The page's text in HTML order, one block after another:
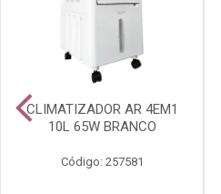
CLIMATIZADOR AR 4EM1
10L 65W BRANCO
Código: 257581